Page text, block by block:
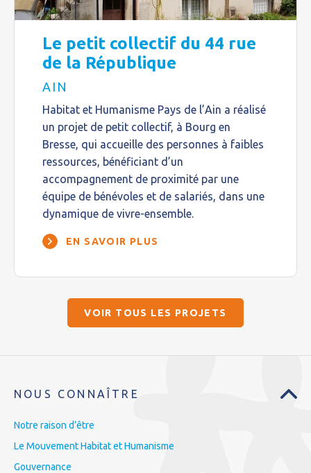
Le petit collectif du 44 rue
de la République
AIN
Habitat et Humanisme Pays de l’Ain a réalisé
un projet de petit collectif, à Bourg en
Bresse, qui accueille des personnes à faibles
ressources, bénéficiant d’un
accompagnement de proximité par une
équipe de bénévoles et de salariés, dans une
dynamique de vivre-ensemble.
EN SAVOIR PLUS
VOIR TOUS LES PROJETS
NOUS CONNAÎTRE
Notre raison d’être
Le Mouvement Habitat et Humanisme
Gouvernance